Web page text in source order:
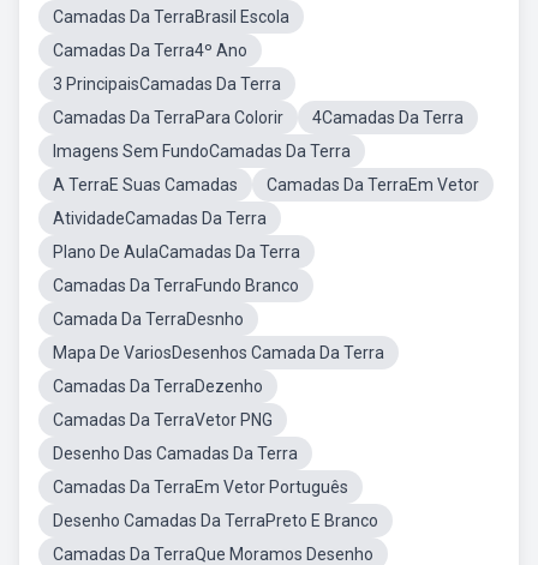
Camadas Da TerraBrasil Escola
Camadas Da Terra4º Ano
3 PrincipaisCamadas Da Terra
Camadas Da TerraPara Colorir
4Camadas Da Terra
Imagens Sem FundoCamadas Da Terra
A TerraE Suas Camadas
Camadas Da TerraEm Vetor
AtividadeCamadas Da Terra
Plano De AulaCamadas Da Terra
Camadas Da TerraFundo Branco
Camada Da TerraDesnho
Mapa De VariosDesenhos Camada Da Terra
Camadas Da TerraDezenho
Camadas Da TerraVetor PNG
Desenho Das Camadas Da Terra
Camadas Da TerraEm Vetor Português
Desenho Camadas Da TerraPreto E Branco
Camadas Da TerraQue Moramos Desenho